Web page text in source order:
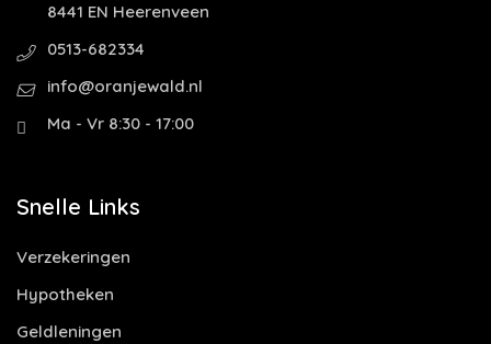
8441 EN Heerenveen
0513-682334
info@oranjewald.nl
Ma - Vr 8:30 - 17:00
Snelle Links
Verzekeringen
Hypotheken
Geldleningen